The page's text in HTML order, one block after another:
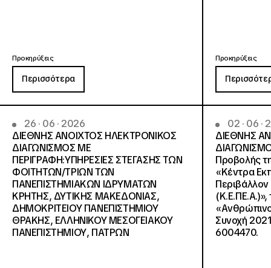
Προκηρύξεις
Περισσότερα
Προκηρύξεις
26 · 06 · 2026
ΔΙΕΘΝΗΣ ΑΝΟΙΧΤΟΣ ΗΛΕΚΤΡΟΝΙΚΟΣ
ΔΙΑΓΩΝΙΣΜΟΣ ΜΕ
ΠΕΡΙΓΡΑΦΗ:ΥΠΗΡΕΣΙΕΣ ΣΤΕΓΑΣΗΣ ΤΩΝ
ΦΟΙΤΗΤΩΝ/ΤΡΙΩΝ ΤΩΝ
ΠΑΝΕΠΙΣΤΗΜΙΑΚΩΝ ΙΔΡΥΜΑΤΩΝ
KΡΗΤΗΣ, ΔΥΤΙΚΗΣ ΜΑΚΕΔΟΝΙΑΣ,
ΔΗΜΟΚΡΙΤΕΙΟΥ ΠΑΝΕΠΙΣΤΗΜΙΟΥ
ΘΡΑΚΗΣ, ΕΛΛΗΝΙΚΟΥ ΜΕΣΟΓΕΙΑΚΟΥ
ΠΑΝΕΠΙΣΤΗΜΙΟΥ, ΠΑΤΡΩΝ
02 · 06 ·
ΔΙΕΘΝΗΣ
Προβολής
«Κέντρα
Περιβάλλον
Συνοχή
6004470.